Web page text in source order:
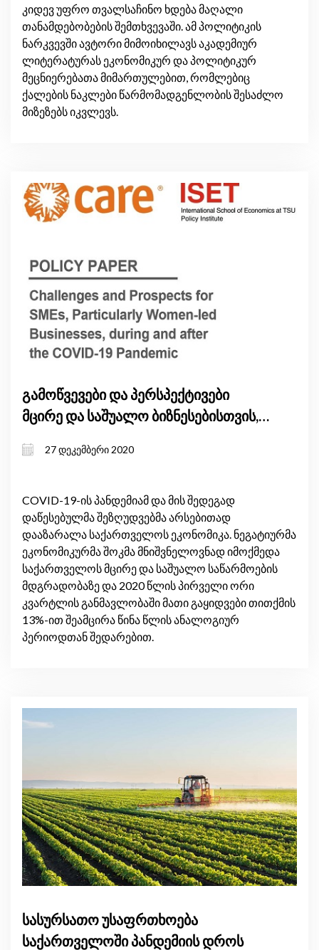
კიდევ უფრო თვალსაჩინო ხდება მაღალი
თანამდებობების შემთხვევაში. ამ პოლიტიკის
ნარკვევში ავტორი მიმოიხილავს აკადემიურ
ლიტერატურას ეკონომიკურ და პოლიტიკურ
მეცნიერებათა მიმართულებით, რომლებიც
ქალების ნაკლები წარმომადგენლობის შესაძლო
მიზეზებს იკვლევს.
გამოწვევები და პერსპექტივები
მცირე და საშუალო ბიზნესებისთვის,
ბიზნესებისთვის, COVID-19-ისა და
27 დეკემბერი 2020
COVID-19-ის პანდემიამ და მის შედეგად
დაწესებულმა შეზღუდვებმა არსებითად
დააზარალა საქართველოს ეკონომიკა. ნეგატიურმა
ეკონომიკურმა შოკმა მნიშვნელოვნად იმოქმედა
საქართველოს მცირე და საშუალო საწარმოების
მდგრადობაზე და 2020 წლის პირველი ორი
კვარტლის განმავლობაში მათი გაყიდვები თითქმის
13%-ით შეამცირა წინა წლის ანალოგიურ
პერიოდთან შედარებით.
სასურსათო უსაფრთხოება
საქართველოში პანდემიის დროს